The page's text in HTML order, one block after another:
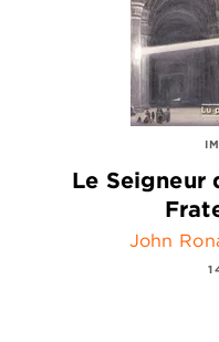
Le Seigneur
John